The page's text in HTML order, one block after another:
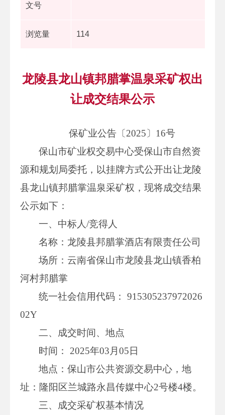
文号
浏览量 114
龙陵县龙山镇邦腊掌温泉采矿权出
让成交结果公示
保矿业公告〔2025〕16号
保山市矿业权交易中心受保山市自然资
源和规划局委托，以挂牌方式公开出让龙陵
县龙山镇邦腊掌温泉采矿权，现将成交结果
公示如下：
一、中标人/竞得人
名称：龙陵县邦腊掌酒店有限责任公司
场所：云南省保山市龙陵县龙山镇香柏
河村邦腊掌
统一社会信用代码： 915305237972026
02Y
二、成交时间、地点
时间： 2025年03月05日
地点：保山市公共资源交易中心，地
址：隆阳区兰城路永昌传媒中心2号楼4楼。
三、成交采矿权基本情况